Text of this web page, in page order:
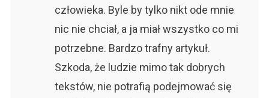
człowieka. Byle by tylko nikt ode mnie
nic nie chciał, a ja miał wszystko co mi
potrzebne. Bardzo trafny artykuł.
Szkoda, że ludzie mimo tak dobrych
tekstów, nie potrafią podejmować się